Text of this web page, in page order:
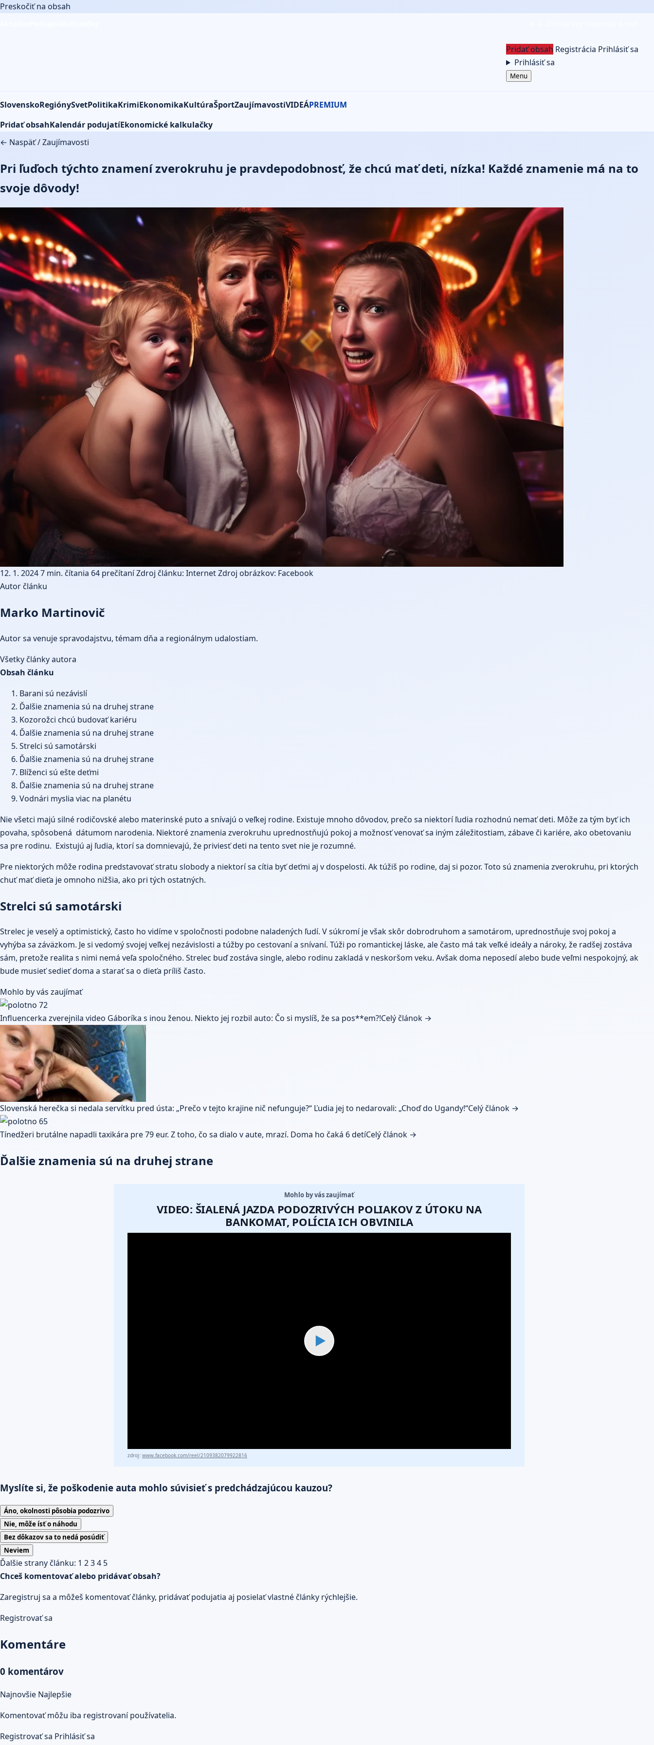
Preskočiť na obsah
Pridať obsah Registrácia Prihlásiť sa
Prihlásiť sa
Menu
SlovenskoRegiónySvetPolitikaKrimiEkonomikaKultúraŠportZaujímavostiVIDEÁPREMIUM
Pridať obsahKalendár podujatíEkonomické kalkulačky
← Naspäť/Zaujímavosti
Pri ľuďoch týchto znamení zverokruhu je pravdepodobnosť, že chcú mať deti, nízka! Každé znamenie má na to
svoje dôvody!
12. 1. 20247 min. čítania 64 prečítaníZdroj článku: InternetZdroj obrázkov: Facebook
Autor článku
Marko Martinovič
Autor sa venuje spravodajstvu, témam dňa a regionálnym udalostiam.
Všetky články autora
Obsah článku
Barani sú nezávislí
Ďalšie znamenia sú na druhej strane
Kozorožci chcú budovať kariéru
Ďalšie znamenia sú na druhej strane
Strelci sú samotárski
Ďalšie znamenia sú na druhej strane
Blíženci sú ešte deťmi
Ďalšie znamenia sú na druhej strane
Vodnári myslia viac na planétu
Nie všetci majú silné rodičovské alebo materinské puto a snívajú o veľkej rodine. Existuje mnoho dôvodov, prečo sa niektorí ľudia rozhodnú nemať deti. Môže za tým byť ich
povaha, spôsobená dátumom narodenia. Niektoré znamenia zverokruhu uprednostňujú pokoj a možnosť venovať sa iným záležitostiam, zábave či kariére, ako obetovaniu
sa pre rodinu. Existujú aj ľudia, ktorí sa domnievajú, že priviesť deti na tento svet nie je rozumné.
Pre niektorých môže rodina predstavovať stratu slobody a niektorí sa cítia byť deťmi aj v dospelosti. Ak túžiš po rodine, daj si pozor. Toto sú znamenia zverokruhu, pri ktorých
chuť mať dieťa je omnoho nižšia, ako pri tých ostatných.
Strelci sú samotárski
Strelec je veselý a optimistický, často ho vidíme v spoločnosti podobne naladených ľudí. V súkromí je však skôr dobrodruhom a samotárom, uprednostňuje svoj pokoj a
vyhýba sa záväzkom. Je si vedomý svojej veľkej nezávislosti a túžby po cestovaní a snívaní. Túži po romantickej láske, ale často má tak veľké ideály a nároky, že radšej zostáva
sám, pretože realita s nimi nemá veľa spoločného. Strelec buď zostáva single, alebo rodinu zakladá v neskoršom veku. Avšak doma neposedí alebo bude veľmi nespokojný, ak
bude musieť sedieť doma a starať sa o dieťa príliš často.
Mohlo by vás zaujímať
Influencerka zverejnila video Gáboríka s inou ženou. Niekto jej rozbil auto: Čo si myslíš, že sa pos**em?!Celý článok →
Slovenská herečka si nedala servítku pred ústa: „Prečo v tejto krajine nič nefunguje?“ Ľudia jej to nedarovali: „Choď do Ugandy!“Celý článok →
Tínedžeri brutálne napadli taxikára pre 79 eur. Z toho, čo sa dialo v aute, mrazí. Doma ho čaká 6 detíCelý článok →
Ďalšie znamenia sú na druhej strane
Mohlo by vás zaujímať
VIDEO: ŠIALENÁ JAZDA PODOZRIVÝCH POLIAKOV Z ÚTOKU NA
BANKOMAT, POLÍCIA ICH OBVINILA
▶
zdroj: www.facebook.com/reel/2109382079922816
Myslíte si, že poškodenie auta mohlo súvisieť s predchádzajúcou kauzou?
Áno, okolnosti pôsobia podozrivo
Nie, môže ísť o náhodu
Bez dôkazov sa to nedá posúdiť
Neviem
Ďalšie strany článku: 1 234 5
Chceš komentovať alebo pridávať obsah?
Zaregistruj sa a môžeš komentovať články, pridávať podujatia aj posielať vlastné články rýchlejšie.
Registrovať sa
Komentáre
0 komentárov
Najnovšie Najlepšie
Komentovať môžu iba registrovaní používatelia.
Registrovať sa Prihlásiť sa